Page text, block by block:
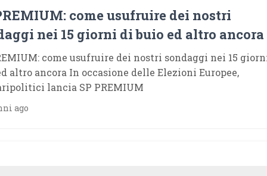
come usufruire dei nostri
nei 15 giorni di buio ed altro ancora
come usufruire dei nostri sondaggi nei 15
altro ancora In occasione delle Elezioni Europee,
lancia SP PREMIUM
ago